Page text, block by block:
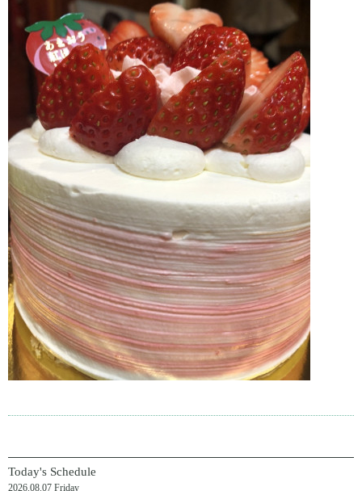
Today's Schedule
2026.08.07 Friday